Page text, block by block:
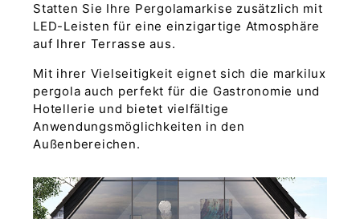
Statten Sie Ihre Pergolamarkise zusätzlich mit
LED-Leisten für eine einzigartige Atmosphäre
auf Ihrer Terrasse aus.
Mit ihrer Vielseitigkeit eignet sich die markilux
pergola auch perfekt für die Gastronomie und
Hotellerie und bietet vielfältige
Anwendungsmöglichkeiten in den
Außenbereichen.